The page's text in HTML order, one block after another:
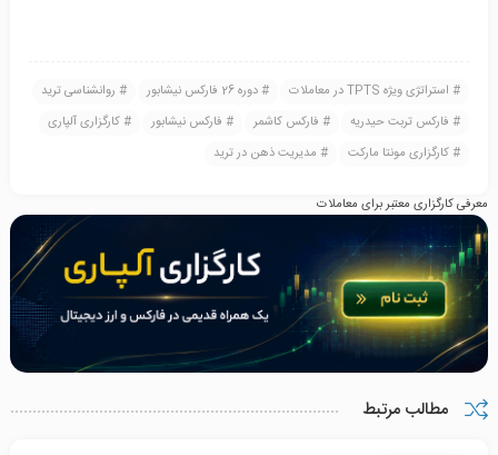
استراتژی ویژه TPTS در معاملات دوره 26 فارکس نیشابور
روانشناسی ترید
فارکس تربت حیدریه
فارکس کاشمر فارکس نیشابور
کارگزاری آلپاری
کارگزاری مونتا مارکت
مدیریت ذهن در ترید
معرفی کارگزاری معتبر برای معاملات
مطالب مرتبط